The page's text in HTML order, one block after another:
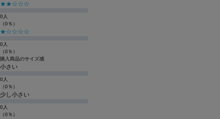
★★☆☆☆
0人
（0％）
★☆☆☆☆
0人
（0％）
購入商品のサイズ感
小さい
0人
（0％）
少し小さい
0人
（0％）